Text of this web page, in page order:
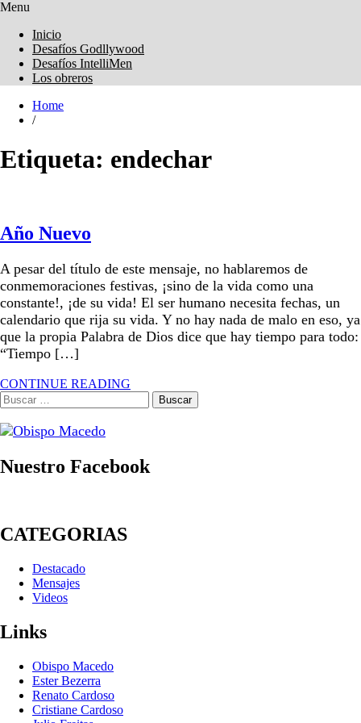
Obreros Universal
Menu
Inicio
Desafíos Godllywood
Desafíos IntelliMen
Los obreros
Home
/
Etiqueta: endechar
Año Nuevo
A pesar del título de este mensaje, no hablaremos de
conmemoraciones festivas, ¡sino de la vida como una
constante!, ¡de su vida! El ser humano necesita fechas, un
calendario que rija su vida. Y no hay nada de malo en eso, ya
que la propia Palabra de Dios dice que hay tiempo para todo:
“Tiempo […]
CONTINUE READING
Buscar:
Nuestro Facebook
CATEGORIAS
Destacado
Mensajes
Videos
Links
Obispo Macedo
Ester Bezerra
Renato Cardoso
Cristiane Cardoso